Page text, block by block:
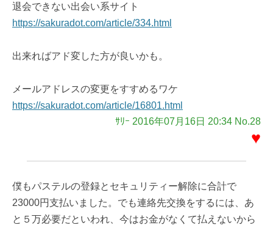
退会できない出会い系サイト
https://sakuradot.com/article/334.html
出来ればアド変した方が良いかも。
メールアドレスの変更をすすめるワケ
https://sakuradot.com/article/16801.html
ｻﾘｰ 2016年07月16日 20:34 No.28
♥
僕もパステルの登録とセキュリティー解除に合計で
23000円支払いました。でも連絡先交換をするには、あ
と５万必要だといわれ、今はお金がなくて払えないから